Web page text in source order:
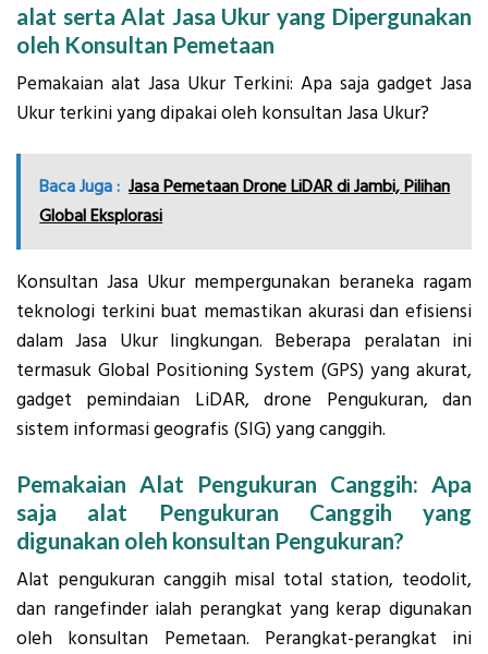
alat serta Alat Jasa Ukur yang Dipergunakan
oleh Konsultan Pemetaan
Pemakaian alat Jasa Ukur Terkini: Apa saja gadget Jasa
Ukur terkini yang dipakai oleh konsultan Jasa Ukur?
Baca Juga : Jasa Pemetaan Drone LiDAR di Jambi, Pilihan
Global Eksplorasi
Konsultan Jasa Ukur mempergunakan beraneka ragam
teknologi terkini buat memastikan akurasi dan efisiensi
dalam Jasa Ukur lingkungan. Beberapa peralatan ini
termasuk Global Positioning System (GPS) yang akurat,
gadget pemindaian LiDAR, drone Pengukuran, dan
sistem informasi geografis (SIG) yang canggih.
Pemakaian Alat Pengukuran Canggih: Apa
saja alat Pengukuran Canggih yang
digunakan oleh konsultan Pengukuran?
Alat pengukuran canggih misal total station, teodolit,
dan rangefinder ialah perangkat yang kerap digunakan
oleh konsultan Pemetaan. Perangkat-perangkat ini